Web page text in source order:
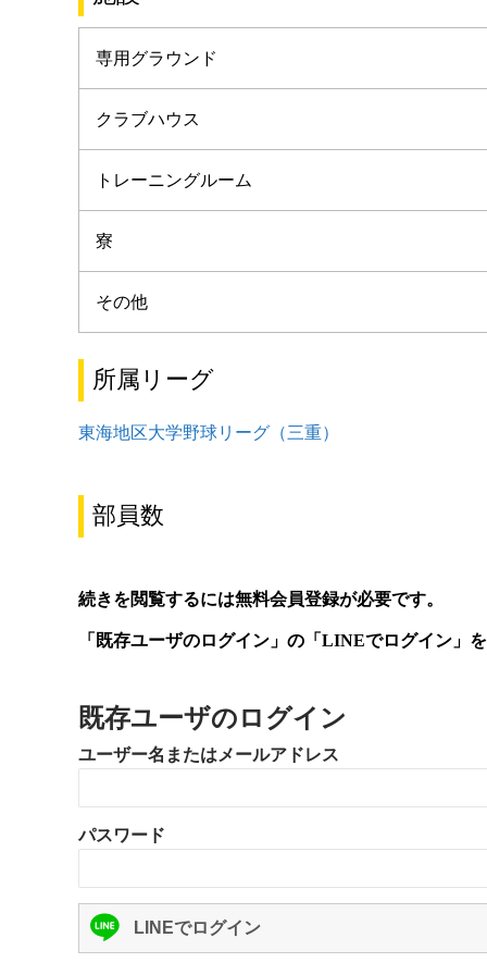
専用グラウンド
クラブハウス
トレーニングルーム
寮
その他
所属リーグ
東海地区大学野球リーグ（三重）
部員数
続きを閲覧するには無料会員登録が必要です。
「既存ユーザのログイン」の「LINEでログイン」
既存ユーザのログイン
ユーザー名またはメールアドレス
パスワード
LINEでログイン